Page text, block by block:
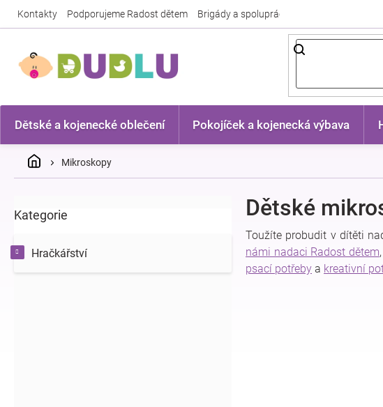
Kontakty Podporujeme Radost dětem Brigády a spolupráce
Dětské a kojenecké oblečení Pokojíček a kojenecká výbava
DomůMikroskopy
o
t
r
Přeskočit
Kategorie
Hračkářství
Dětské
Toužíte probudit v dítěti
námi nadaci Radost dětem
psací potřeby a kreativní